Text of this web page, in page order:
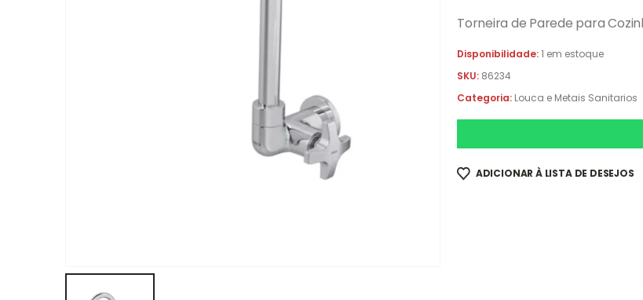
Torneira de Parede para
Disponibilidade:1 em estoque
SKU: 86234
Categoria: Louca e Metais Sanitarios
ADICIONAR À LISTA DE DESEJOS